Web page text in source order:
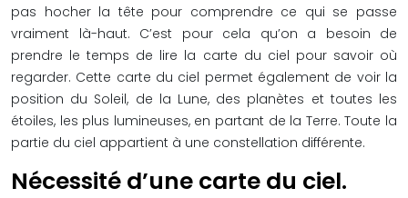
pas hocher la tête pour comprendre ce qui se passe
vraiment là-haut. C’est pour cela qu’on a besoin de
prendre le temps de lire la carte du ciel pour savoir où
regarder. Cette carte du ciel permet également de voir la
position du Soleil, de la Lune, des planètes et toutes les
étoiles, les plus lumineuses, en partant de la Terre. Toute la
partie du ciel appartient à une constellation différente.
Nécessité d’une carte du ciel.